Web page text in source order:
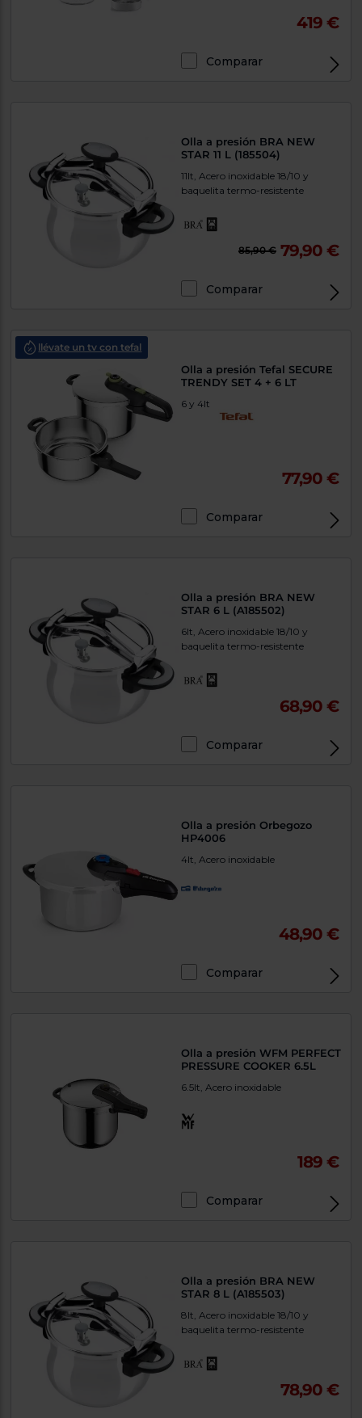
419 €
Comparar
Olla a presión BRA NEW
STAR 11 L (185504)
11lt, Acero inoxidable 18/10 y
baquelita termo-resistente
85,90 € 79,90 €
Comparar
llévate un tv con tefal
Olla a presión Tefal SECURE
TRENDY SET 4 + 6 LT
6 y 4lt
77,90 €
Comparar
Olla a presión BRA NEW
STAR 6 L (A185502)
6lt, Acero inoxidable 18/10 y
baquelita termo-resistente
68,90 €
Comparar
Olla a presión Orbegozo
HP4006
4lt, Acero inoxidable
48,90 €
Comparar
Olla a presión WFM PERFECT
PRESSURE COOKER 6.5L
6.5lt, Acero inoxidable
189 €
Comparar
Olla a presión BRA NEW
STAR 8 L (A185503)
8lt, Acero inoxidable 18/10 y
baquelita termo-resistente
78,90 €